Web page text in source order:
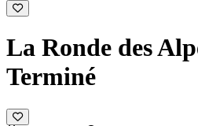
La Ronde des
Terminé